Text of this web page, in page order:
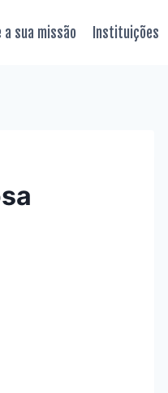
a sua missão Instituições